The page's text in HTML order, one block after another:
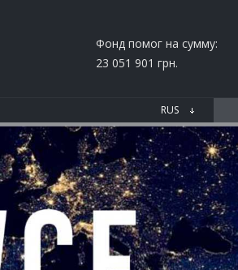
Фонд помог на сумму:
23 051 901 грн.